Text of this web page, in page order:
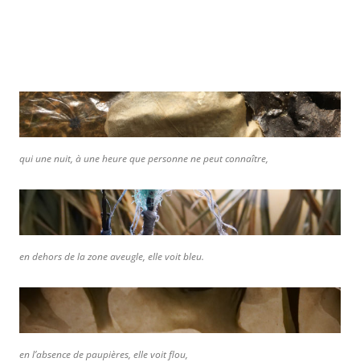
qui une nuit, à une heure que personne ne peut connaître,
en dehors de la zone aveugle, elle voit bleu.
en l’absence de paupières, elle voit flou,